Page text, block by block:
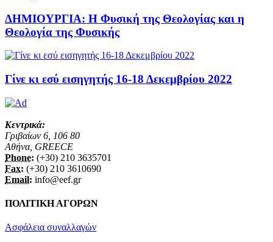
ΔΗΜΙΟΥΡΓΙΑ: Η Φυσική της Θεολογίας και η
Θεολογία της Φυσικής
Γίνε κι εσύ εισηγητής 16-18 Δεκεμβρίου 2022
Κεντρικά:
Γριβαίων 6, 106 80
Αθήνα, GREECE
Phone: (+30) 210 3635701
Fax: (+30) 210 3610690
Email: info@eef.gr
ΠΟΛΙΤΙΚΗ ΑΓΟΡΩΝ
Ασφάλεια συναλλαγών